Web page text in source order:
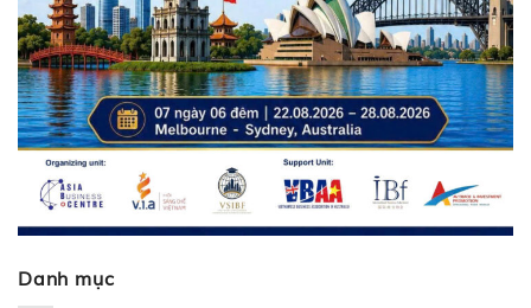
Danh mục